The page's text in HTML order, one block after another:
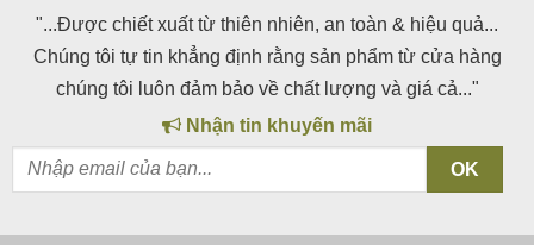
"...Được chiết xuất từ thiên nhiên, an toàn & hiệu quả...
Chúng tôi tự tin khẳng định rằng sản phẩm từ cửa hàng
chúng tôi luôn đảm bảo về chất lượng và giá cả..."
Nhận tin khuyến mãi